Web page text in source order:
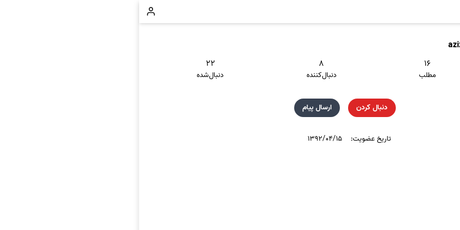
۱۶
مطلب
۸
دنبال‌کننده
۲۲
دنبال‌شده
دنبال کردن ارسال پیام
تاریخ عضویت: ۱۳۹۲/۰۴/۱۵